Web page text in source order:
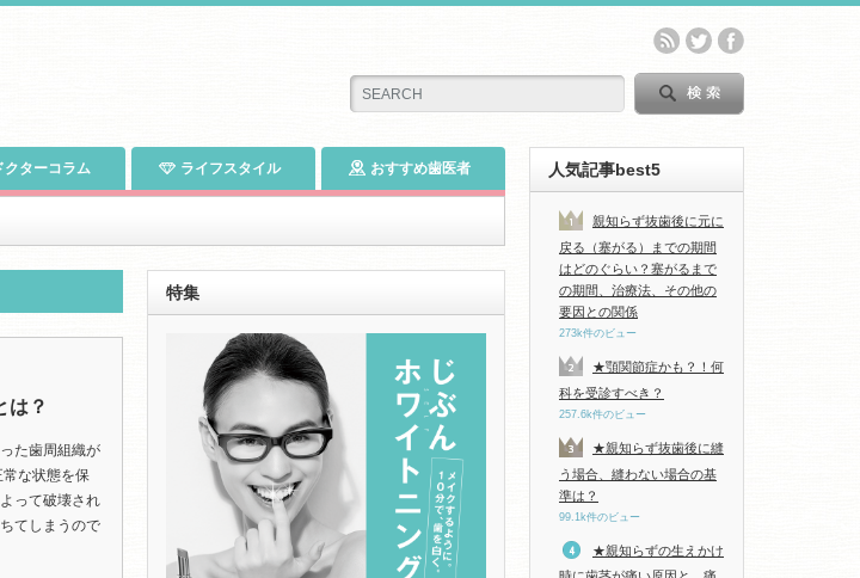
ターコラム ライフスタイル おすすめ歯医者
は？
た歯周組織が
な状態を保
って破壊され
てしまうので
特集
人気記事best5
親知らず抜歯後に元に
戻る（塞がる）までの期間
はどのぐらい？塞がるまで
の期間、治療法、その他の
要因との関係
273k件のビュー
★顎関節症かも？！何
科を受診すべき？
257.6k件のビュー
★親知らず抜歯後に縫
う場合、縫わない場合の基
準は？
99.1k件のビュー
★親知らずの生えかけ